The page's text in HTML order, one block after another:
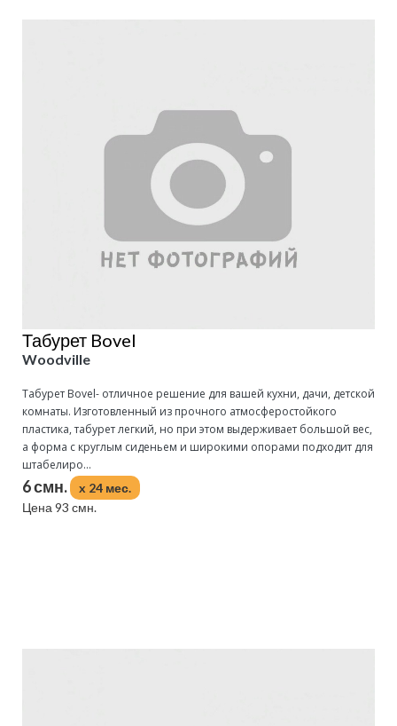
Табурет Bovel
Woodville
Табурет Bovel- отличное решение для вашей кухни, дачи, детской
комнаты. Изготовленный из прочного атмосферостойкого
пластика, табурет легкий, но при этом выдерживает большой вес,
а форма с круглым сиденьем и широкими опорами подходит для
штабелиро...
6 смн.
x 24 мес.
Цена 93 смн.